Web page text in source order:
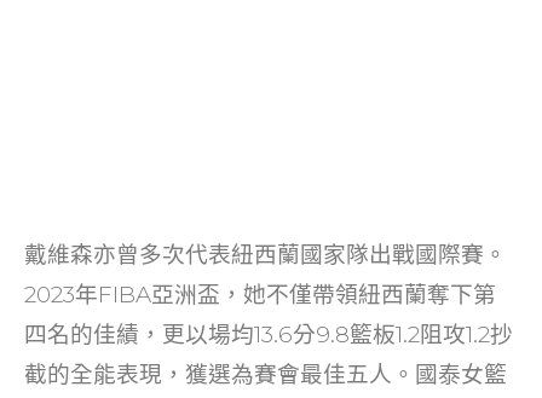
戴維森亦曾多次代表紐西蘭國家隊出戰國際賽。
2023年FIBA亞洲盃，她不僅帶領紐西蘭奪下第
四名的佳績，更以場均13.6分9.8籃板1.2阻攻1.2抄
截的全能表現，獲選為賽會最佳五人。國泰女籃